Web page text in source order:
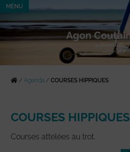
MENU
/Agenda /COURSES HIPPIQUES
COURSES HIPPIQUES
Courses attelées au trot.